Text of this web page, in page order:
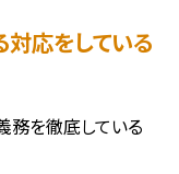
応をしている
務を徹底している